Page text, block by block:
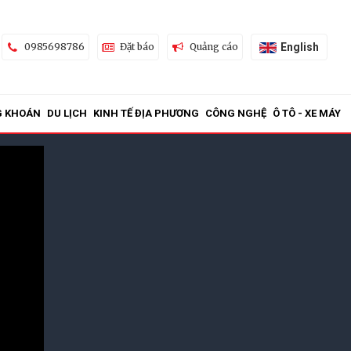
0985698786 Đặt báo Quảng cáo English
KHOÁN DU LỊCH KINH TẾ ĐỊA PHƯƠNG CÔNG NGHỆ Ô TÔ - XE MÁY